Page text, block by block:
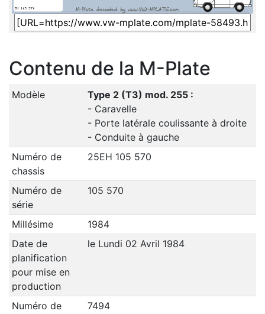
Contenu de la M-Plate
Modèle
Type 2 (T3) mod. 255 :
- Caravelle
- Porte latérale coulissante à droite
- Conduite à gauche
Numéro de
chassis
25EH 105 570
Numéro de
série
105 570
Millésime
1984
Date de
planification
pour mise en
production
le Lundi 02 Avril 1984
Numéro de
7494